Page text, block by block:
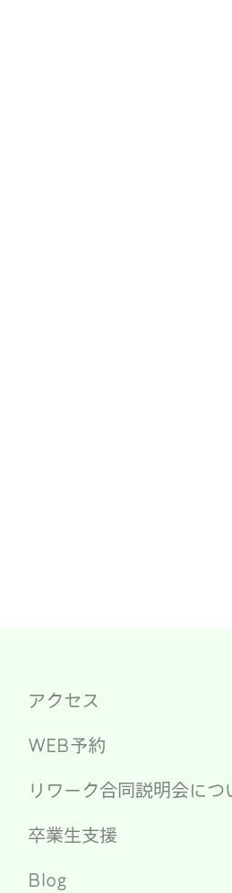
アクセス
WEB予約
リワーク合同説明会につ
卒業生支援
Blog